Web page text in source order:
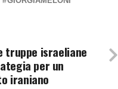
truppe israeliane
per un
iraniano